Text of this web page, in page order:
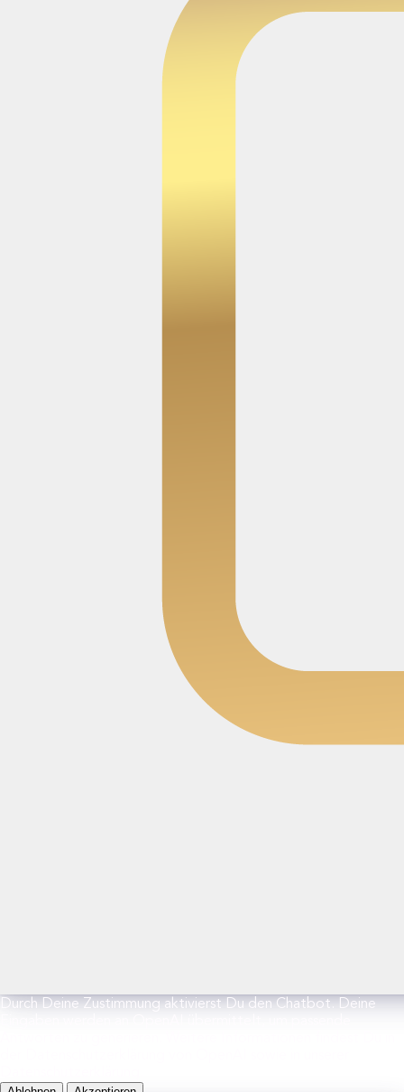
Durch Deine Zustimmung aktivierst Du den Chatbot. Deine